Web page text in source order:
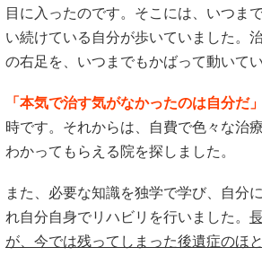
目に入ったのです。そこには、いつま
い続けている自分が歩いていました。
の右足を、いつまでもかばって動いてい
「本気で治す気がなかったのは自分だ」
時です。それからは、自費で色々な治
わかってもらえる院を探しました。
また、必要な知識を独学で学び、自分
れ自分自身でリハビリを行いました。
が、今では残ってしまった後遺症のほ